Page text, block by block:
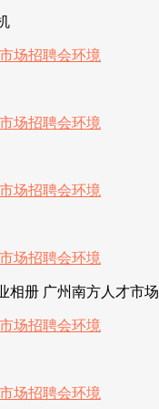
相册 广州南方人才市